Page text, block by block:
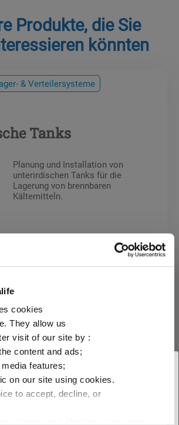
cookies
They allow us
visit of our site by :
content and ads;
features;
on our site using cookies.
to accept, decline, or
× Schliessen
Ihren geografischen
Produkte, die Sie
könnten
& Verteilersysteme
Tanks
Planung und Installation von
unterirdischen Tanks für die
Lagerung von brennbaren
Kältemitteln.
Instandhaltung
Durch regelmäßige Wartung
können
Produktionsunterbrechungen
verhindert und der reibungslose